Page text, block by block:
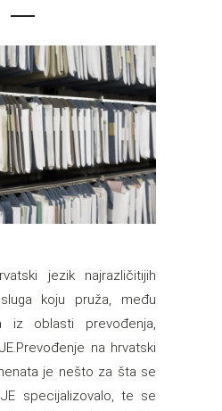
jezik najrazličitijih
koju pruža, među
iz oblasti prevođenja,
na hrvatski
je nešto za šta se
specijalizovalo, te se